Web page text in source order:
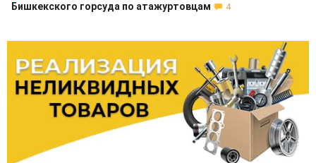
Бишкекского горсуда по атажуртовцам
4